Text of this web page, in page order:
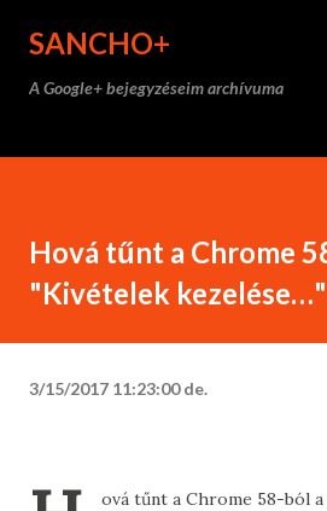
SANCHO+
A Google+ bejegyzéseim archívuma
Hová tűnt a Chrome
"Kivételek kezelése…"
3/15/2017 11:23:00 de.
ová tűnt a Chrome 58-ból a